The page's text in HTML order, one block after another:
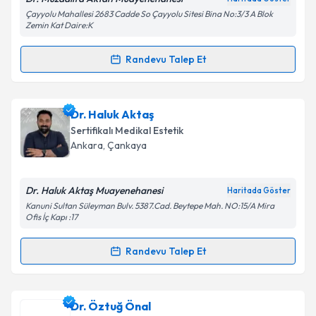
Kişisel verilerimin işlenmesine ilişkin
Aydınlatma
Metni'ni okudum ve kişisel verilerimin belirtilen
kapsamda işlenmesini kabul ediyorum.
Takvim Talebini Gönder
Çayyolu Mahallesi 2683 Cadde So Çayyolu Sitesi Bina No:3/3 A Blok
Zemin Kat Daire:K
Randevu Talep Et
Randevu Takvimi Talebi
Dr. Muzdalifa Aktaniçin randevu takvimi talebi
oluşturun. Size bu uzmandan randevu almanız için bir
takvim hazırlandığında e-posta ile bilgilendireceğiz.
Kişisel verilerimin işlenmesine ilişkinAydınlatma
'ni okudum ve kişisel verilerimin belirtilen
kapsamda işlenmesini kabul ediyorum.
Takvim Talebini Gönder
Dr. Haluk Aktaş
Sertifikalı Medikal Estetik
Ankara, Çankaya
Dr. Haluk Aktaş Muayenehanesi Haritada Göster
Kanuni Sultan Süleyman Bulv. 5387.Cad. Beytepe Mah. NO:15/A Mira
Ofis İç Kapı :17
Randevu Talep Et
Randevu Takvimi Talebi
Dr. Haluk Aktaşiçin randevu takvimi talebi oluşturun.
Dr. Öztuğ Önal